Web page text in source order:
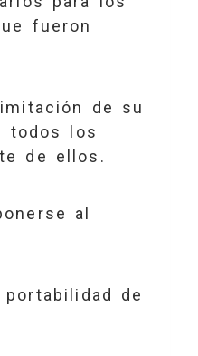
fueron
de su
todos los
de ellos.
al
de